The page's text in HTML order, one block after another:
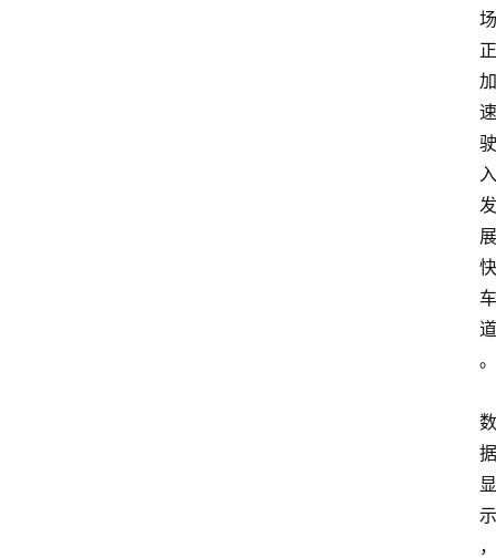
场
正
加
速
驶
入
发
展
快
车
道
。
数
据
显
示
，